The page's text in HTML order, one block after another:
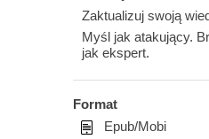
Zaktualizuj swoją
Myśl jak atakujący.
jak ekspert.
Format
Epub/Mobi